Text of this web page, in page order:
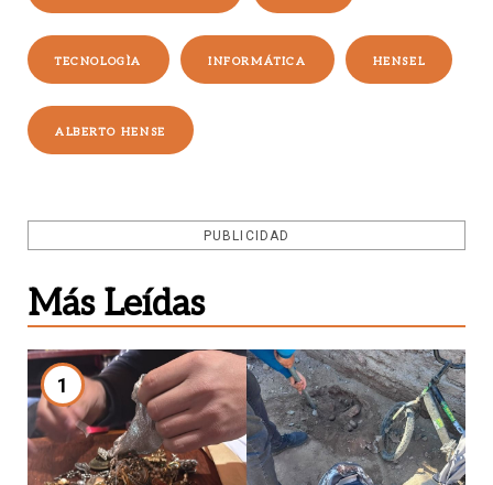
TECNOLOGÌA INFORMÁTICA HENSEL
ALBERTO HENSE
PUBLICIDAD
Más Leídas
1